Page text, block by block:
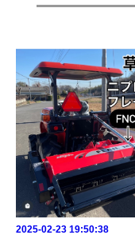
2025-02-23 19:50:38